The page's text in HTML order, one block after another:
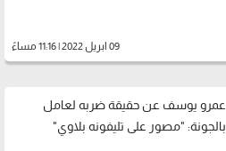
09 ابريل 2022 | 11:16 مساءً
عمرو يوسف عن حقيقة ضربه لعامل
بالجونة: "مصور على تليفونه بلاوي"